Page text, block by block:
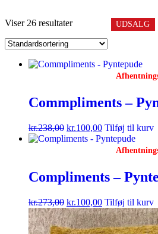
Viser 26 resultater UDSALG
Commpliments –
kr.238,00 kr.100,00 Tilføj til kurv
UDSALG
Compliments –
kr.273,00 kr.100,00 Tilføj til kurv
UDSALG
UDSALG
UDSALG
UDSALG
UDSALG
UDSALG
UDSALG